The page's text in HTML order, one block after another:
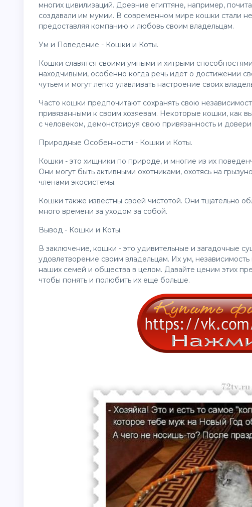
многих цивилизаций. Древние египтяне, например,
создавали им мумии. В современном мире кошки стали
предоставляя компанию и любовь своим владельцам.
Ум и Поведение - Кошки и Коты.
Кошки славятся своими умными и хитрыми
находчивыми, особенно когда речь идет о достижении
чутьем и могут легко улавливать настроение своих
Часто кошки предпочитают сохранять свою
привязанными к своим хозяевам. Некоторые кошки, как
с человеком, демонстрируя свою привязанность и
Природные Особенности - Кошки и Коты.
Кошки - это хищники по природе, и многие из их
Они могут быть активными охотниками, охотясь на
членами экосистемы.
Кошки также известны своей чистотой. Они тщательно
много времени за уходом за собой.
Вывод - Кошки и Коты.
В заключение, кошки - это удивительные и загадочные
удовлетворение своим владельцам. Их ум,
наших семей и общества в целом. Давайте ценим этих
чтобы понять и полюбить их еще больше.